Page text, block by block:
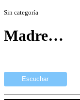
Sin categoría
Madre…
Escuchar